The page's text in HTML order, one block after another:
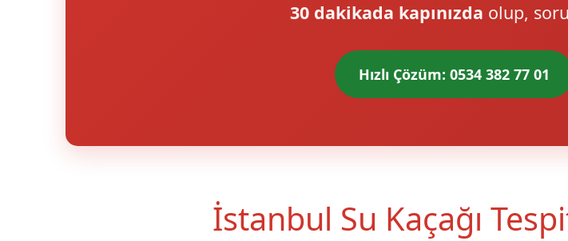
30 dakikada kapınızda olup,
Hızlı Çözüm: 0534 382 77 01
İstanbul Su Kaçağı